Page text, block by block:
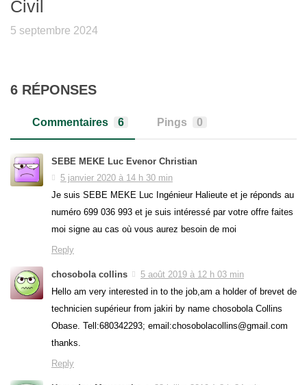
Civil
5 septembre 2024
6 RÉPONSES
Commentaires 6 Pings 0
SEBE MEKE Luc Evenor Christian
5 janvier 2020 à 14 h 30 min
Je suis SEBE MEKE Luc Ingénieur Halieute et je réponds au
numéro 699 036 993 et je suis intéressé par votre offre faites
moi signe au cas où vous aurez besoin de moi
Reply
chosobola collins
5 août 2019 à 12 h 03 min
Hello am very interested in to the job,am a holder of brevet de
technicien supérieur from jakiri by name chosobola Collins
Obase. Tell:680342293; email:chosobolacollins@gmail.com
thanks.
Reply